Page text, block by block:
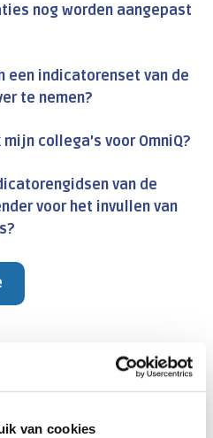
van cookies
nog worden aangepast
een indicatorenset van de
te nemen?
collega’s voor OmniQ?
van de
voor het invullen van
worden aangeleverd